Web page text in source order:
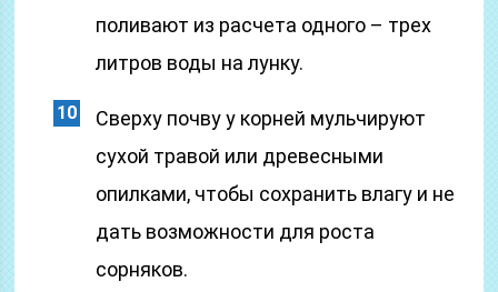
поливают из расчета одного – трех
литров воды на лунку.
Сверху почву у корней мульчируют
сухой травой или древесными
опилками, чтобы сохранить влагу и не
дать возможности для роста
сорняков.